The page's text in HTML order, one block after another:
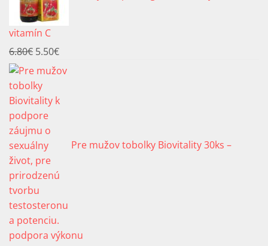
vitamín C
6.80€ Pôvodná
cena
bola:
6.80€.
5.50€Aktuálna
cena
5.50€.
Pre mužov tobolky Biovitality 30ks –
podpora výkonu